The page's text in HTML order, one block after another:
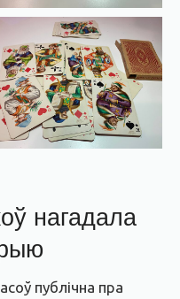
нагадала
публічна пра